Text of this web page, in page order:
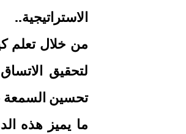
الاستراتيجية..
من خلال تعلم
لتحقيق
تحسين السمعة
ما يميز هذه